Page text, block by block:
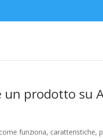
prodotto su
funziona, caratteristiche,